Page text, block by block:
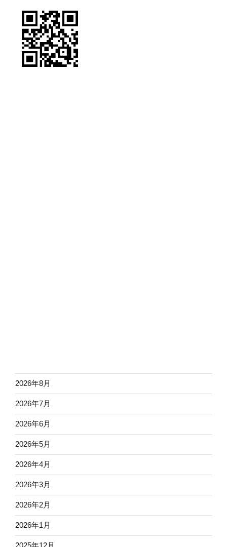
2026年8月
2026年7月
2026年6月
2026年5月
2026年4月
2026年3月
2026年2月
2026年1月